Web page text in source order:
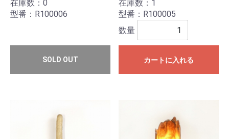
在庫数：0
型番：R100006
SOLD OUT
在庫数：1
型番：R100005
数量
カートに入れる